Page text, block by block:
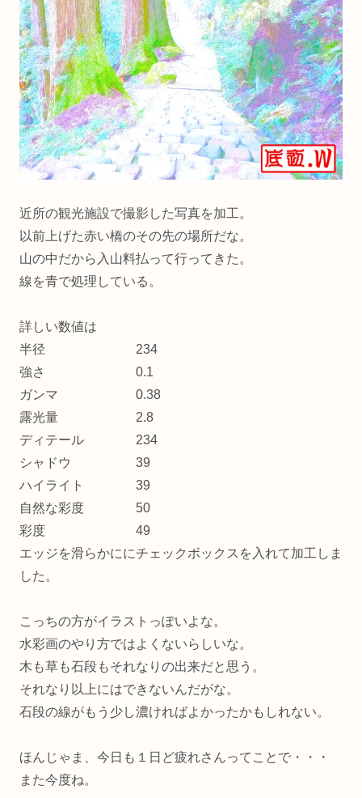
近所の観光施設で撮影した写真を加工。
以前上げた赤い橋のその先の場所だな。
山の中だから入山料払って行ってきた。
線を青で処理している。
詳しい数値は
半径 234
強さ 0.1
ガンマ 0.38
露光量 2.8
ディテール 234
シャドウ 39
ハイライト 39
自然な彩度 50
彩度 49
エッジを滑らかににチェックボックスを入れて加工しま
した。
こっちの方がイラストっぽいよな。
水彩画のやり方ではよくないらしいな。
木も草も石段もそれなりの出来だと思う。
それなり以上にはできないんだがな。
石段の線がもう少し濃ければよかったかもしれない。
ほんじゃま、今日も１日ど疲れさんってことで・・・
また今度ね。